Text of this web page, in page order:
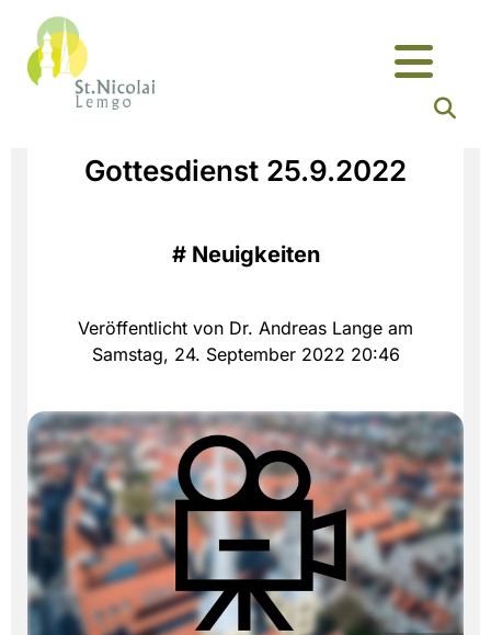
Gottesdienst 25.9.2022
# Neuigkeiten
Veröffentlicht von Dr. Andreas Lange am
Samstag, 24. September 2022 20:46